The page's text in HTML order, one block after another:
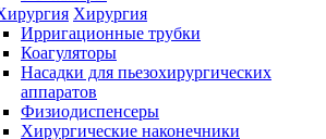
Хирургия
Ирригационные трубки
Коагуляторы
Насадки для пьезохирургических
аппаратов
Физиодиспенсеры
Хирургические наконечники